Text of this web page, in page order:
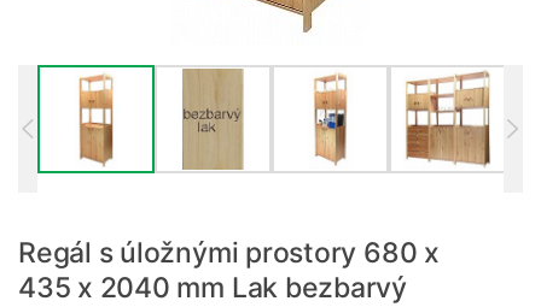
Regál s úložnými prostory 680 x
435 x 2040 mm Lak bezbarvý